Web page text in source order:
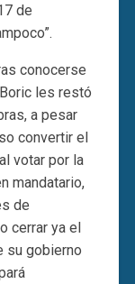
de
conocerse
les restó
a pesar
convertir el
votar por la
mandatario,
de
cerrar ya el
su gobierno